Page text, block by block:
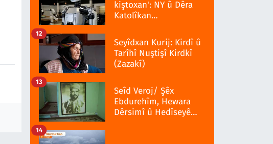
kiştoxan': NY û Dêra
Katolîkan
Seyîdxan Kurij: Kirdî û
Tarîhî Nuştişî Kirdkî
(Zazakî)
12
Seîd Veroj/ Şêx
Ebdurehîm, Hewara
Dêrsimî û Hedîseyê
13
14